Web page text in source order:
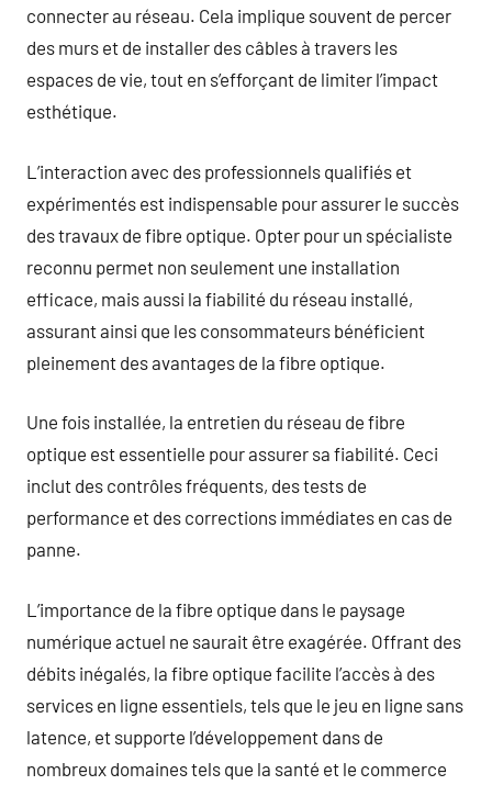
connecter au réseau. Cela implique souvent de percer
des murs et de installer des câbles à travers les
espaces de vie, tout en s’efforçant de limiter l’impact
esthétique.
L’interaction avec des professionnels qualifiés et
expérimentés est indispensable pour assurer le succès
des travaux de fibre optique. Opter pour un spécialiste
reconnu permet non seulement une installation
efficace, mais aussi la fiabilité du réseau installé,
assurant ainsi que les consommateurs bénéficient
pleinement des avantages de la fibre optique.
Une fois installée, la entretien du réseau de fibre
optique est essentielle pour assurer sa fiabilité. Ceci
inclut des contrôles fréquents, des tests de
performance et des corrections immédiates en cas de
panne.
L’importance de la fibre optique dans le paysage
numérique actuel ne saurait être exagérée. Offrant des
débits inégalés, la fibre optique facilite l’accès à des
services en ligne essentiels, tels que le jeu en ligne sans
latence, et supporte l’développement dans de
nombreux domaines tels que la santé et le commerce